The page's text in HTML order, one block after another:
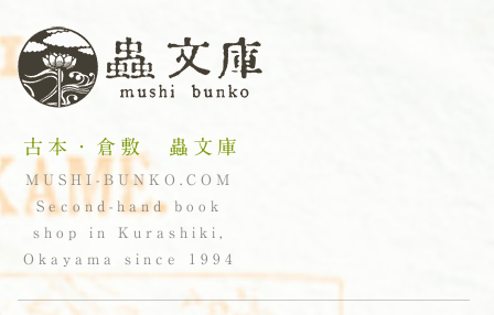
古本・倉敷 蟲文庫
MUSHI-BUNKO.COM
Second-hand book
shop in Kurashiki,
Okayama since 1994